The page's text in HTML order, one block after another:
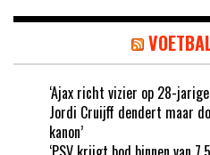
‘Ajax richt vizier op 28-
Jordi Cruijff dendert maar
kanon’